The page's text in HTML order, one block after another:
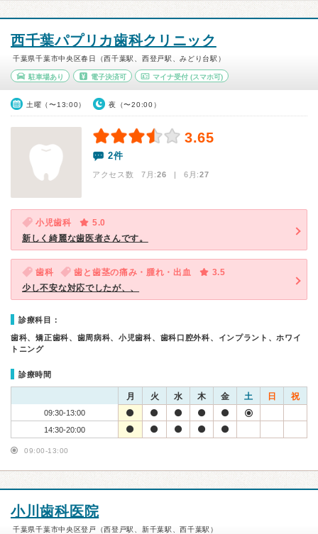
西千葉パプリカ歯科クリニック
千葉県千葉市中央区春日（西千葉駅、西登戸駅、みどり台駅）
駐車場あり 電子決済可 マイナ受付 (スマホ可)
土曜（〜13:00） 夜（〜20:00）
3.65
2件
アクセス数 7月:26 | 6月:27
小児歯科
5.0
新しく綺麗な歯医者さんです。
歯科 歯と歯茎の痛み・腫れ・出血
3.5
少し不安な対応でしたが、、
診療科目：
歯科、矯正歯科、歯周病科、小児歯科、歯科口腔外科、インプラント、ホワイ
トニング
診療時間
月 火 水 木 金 土 日 祝
09:30-13:00
14:30-20:00
09:00-13:00
小川歯科医院
千葉県千葉市中央区登戸（西登戸駅、新千葉駅、西千葉駅）